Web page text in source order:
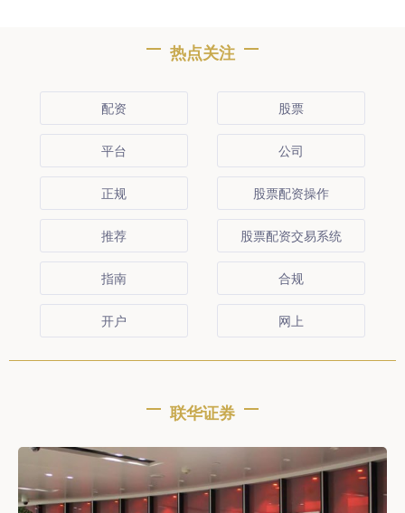
热点关注
配资 股票
平台 公司
正规 股票配资操作
推荐 股票配资交易系统
指南 合规
开户 网上
联华证券